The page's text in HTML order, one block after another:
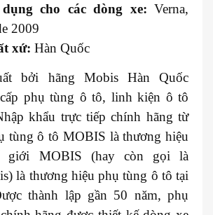
cho các dòng xe: Verna,
2009
xứ: Hàn Quốc
bởi hãng Mobis Hàn Quốc
phụ tùng ô tô, linh kiện ô tô
khẩu trực tiếp chính hãng từ
tùng ô tô MOBIS là thương hiệu
giới MOBIS (hay còn gọi là
là thương hiệu phụ tùng ô tô tại
thành lập gần 50 năm, phụ